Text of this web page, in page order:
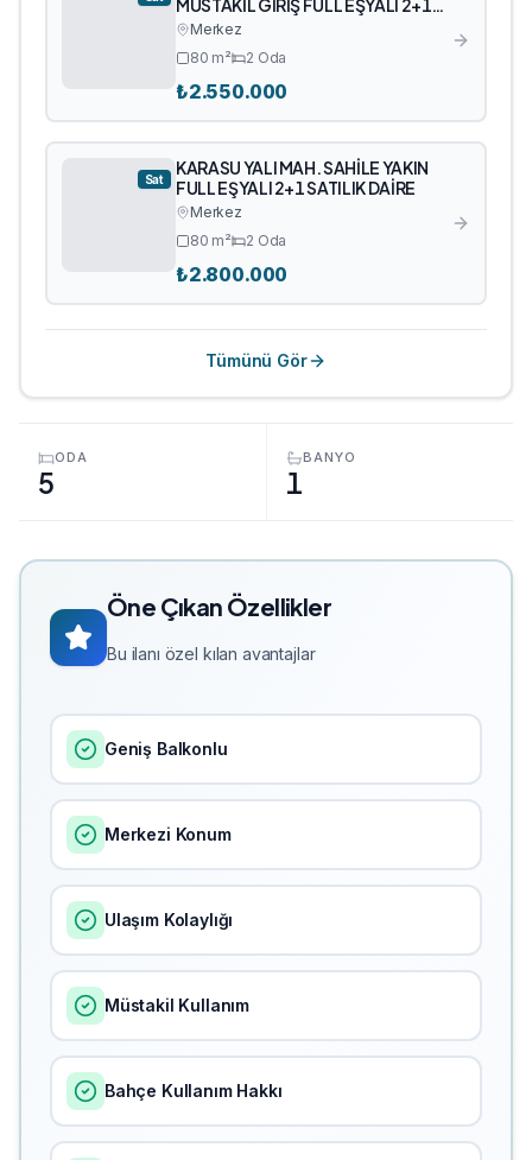
ODA
5
BANYO
1
Öne Çıkan Özellikler
Bu ilanı özel kılan avantajlar
Geniş Balkonlu
Merkezi Konum
Ulaşım Kolaylığı
Müstakil Kullanım
Bahçe Kullanım Hakkı
MÜSTAKİL GİRİŞ FULL EŞYALI 2+1
SATILIK DAİRE
Merkez
80 m² 2 Oda
₺2.550.000
Sat
KARASU YALI MAH. SAHİLE YAKIN
FULL EŞYALI 2+1 SATILIK DAİRE
Merkez
80 m² 2 Oda
₺2.800.000
Tümünü Gör